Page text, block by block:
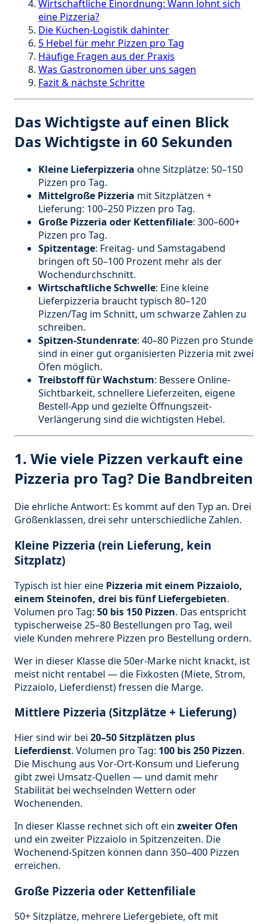
Wirtschaftliche Einordnung: Wann lohnt sich
eine Pizzeria?
Die Küchen-Logistik dahinter
5 Hebel für mehr Pizzen pro Tag
Häufige Fragen aus der Praxis
Was Gastronomen über uns sagen
Fazit & nächste Schritte
Das Wichtigste auf einen Blick
Das Wichtigste in 60 Sekunden
Kleine Lieferpizzeria ohne Sitzplätze: 50–150
Pizzen pro Tag.
Mittelgroße Pizzeria mit Sitzplätzen +
Lieferung: 100–250 Pizzen pro Tag.
Große Pizzeria oder Kettenfiliale: 300–600+
Pizzen pro Tag.
Spitzentage: Freitag- und Samstagabend
bringen oft 50–100 Prozent mehr als der
Wochendurchschnitt.
Wirtschaftliche Schwelle: Eine kleine
Lieferpizzeria braucht typisch 80–120
Pizzen/Tag im Schnitt, um schwarze Zahlen zu
schreiben.
Spitzen-Stundenrate: 40–80 Pizzen pro Stunde
sind in einer gut organisierten Pizzeria mit zwei
Öfen möglich.
Treibstoff für Wachstum: Bessere Online-
Sichtbarkeit, schnellere Lieferzeiten, eigene
Bestell-App und gezielte Öffnungszeit-
Verlängerung sind die wichtigsten Hebel.
1. Wie viele Pizzen verkauft eine
Pizzeria pro Tag? Die Bandbreiten
Die ehrliche Antwort: Es kommt auf den Typ an. Drei
Größenklassen, drei sehr unterschiedliche Zahlen.
Kleine Pizzeria (rein Lieferung, kein
Sitzplatz)
Typisch ist hier eine Pizzeria mit einem Pizzaiolo,
einem Steinofen, drei bis fünf Liefergebieten.
Volumen pro Tag: 50 bis 150 Pizzen. Das entspricht
typischerweise 25–80 Bestellungen pro Tag, weil
viele Kunden mehrere Pizzen pro Bestellung ordern.
Wer in dieser Klasse die 50er-Marke nicht knackt, ist
meist nicht rentabel — die Fixkosten (Miete, Strom,
Pizzaiolo, Lieferdienst) fressen die Marge.
Mittlere Pizzeria (Sitzplätze + Lieferung)
Hier sind wir bei 20–50 Sitzplätzen plus
Lieferdienst. Volumen pro Tag: 100 bis 250 Pizzen.
Die Mischung aus Vor-Ort-Konsum und Lieferung
gibt zwei Umsatz-Quellen — und damit mehr
Stabilität bei wechselnden Wettern oder
Wochenenden.
In dieser Klasse rechnet sich oft ein zweiter Ofen
und ein zweiter Pizzaiolo in Spitzenzeiten. Die
Wochenend-Spitzen können dann 350–400 Pizzen
erreichen.
Große Pizzeria oder Kettenfiliale
50+ Sitzplätze, mehrere Liefergebiete, oft mit